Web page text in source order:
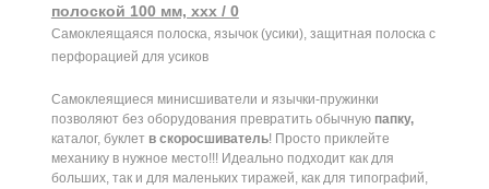
полоской 100 мм, ххх / 0
Самоклеящаяся полоска, язычок (усики), защитная полоска с
перфорацией для усиков
Самоклеящиеся минисшиватели и язычки-пружинки
позволяют без оборудования превратить обычную папку,
каталог, буклет в скоросшиватель! Просто приклейте
механику в нужное место!!! Идеально подходит как для
больших, так и для маленьких тиражей, как для типографий,